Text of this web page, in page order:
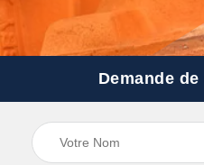
Demande